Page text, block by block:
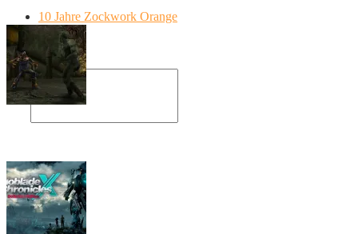
10 Jahre Zockwork Orange